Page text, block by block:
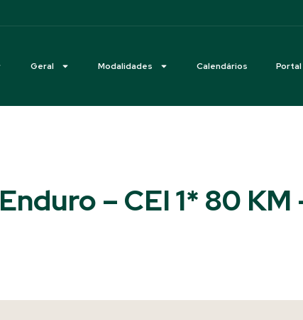
Geral Modalidades Calendários Portal
Enduro – CEI 1* 80 KM